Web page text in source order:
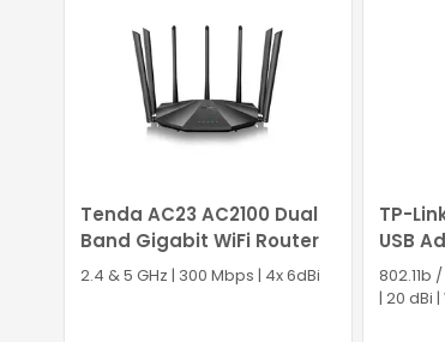
Tenda AC23 AC2100 Dual
Band Gigabit WiFi Router
2.4 & 5 GHz | 300 Mbps | 4x 6dBi
TP-
USB
802.11b
| 20 dBi |